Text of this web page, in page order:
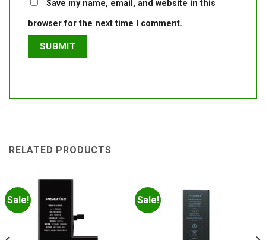
Save my name, email, and website in this
browser for the next time I comment.
RELATED PRODUCTS
Sale! Sale!